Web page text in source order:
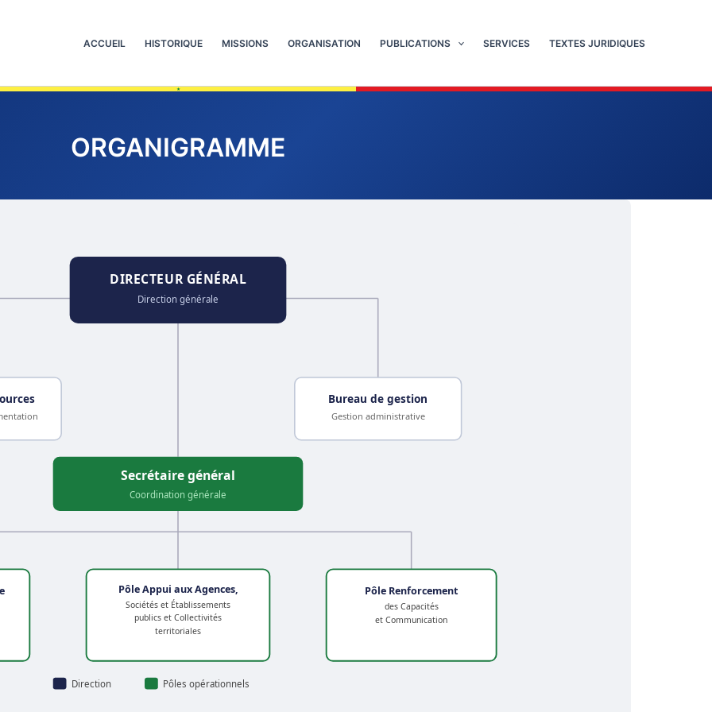
ACCUEIL HISTORIQUE MISSIONS ORGANISATION PUBLICATIONS SERVICES TEXTES JURIDIQUES
ORGANIGRAMME
DIRECTEUR GÉNÉRAL
Direction générale
Bureau de gestion
Gestion administrative
Secrétaire général
Coordination générale
Pôle Appui aux Agences,
Sociétés et Établissements
publics et Collectivités
territoriales
Pôle Renforcement
des Capacités
et Communication
Direction Pôles opérationnels